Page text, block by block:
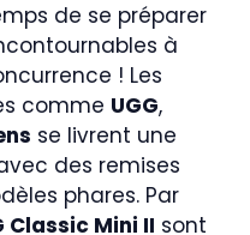
de se préparer
à
! Les
comme UGG,
se livrent une
des remises
phares. Par
Classic Mini II sont